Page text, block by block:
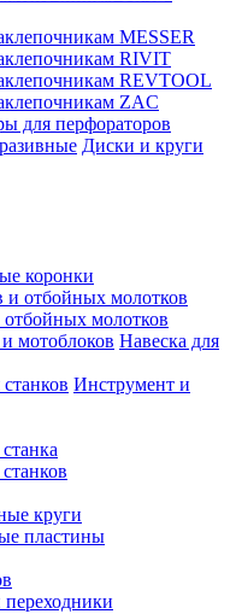
MESSER
RIVIT
REVTOOL
ZAC
для перфораторов
Диски и круги
коронки
отбойных молотков
Навеска для
Инструмент и
круги
пластины